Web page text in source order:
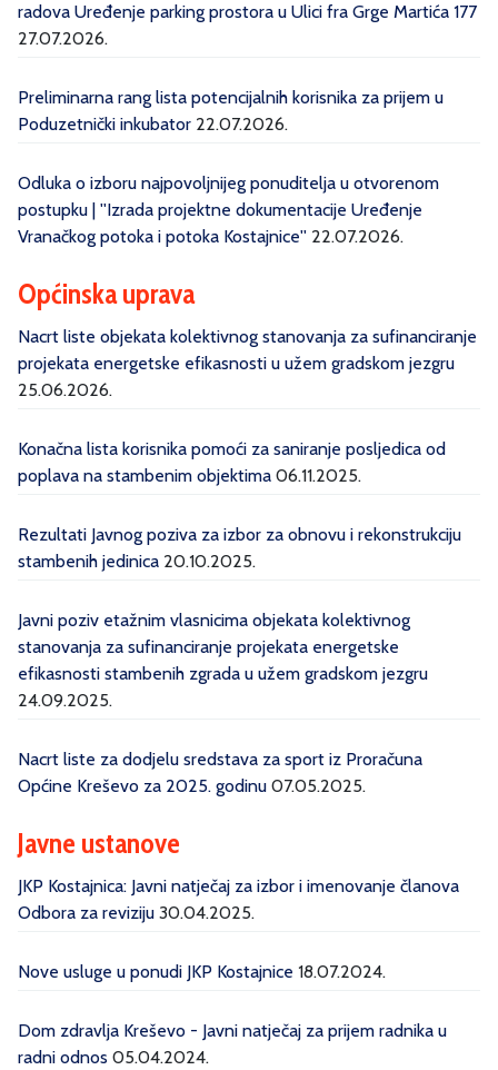
radova Uređenje parking prostora u Ulici fra Grge Martića 177
27.07.2026.
Preliminarna rang lista potencijalnih korisnika za prijem u
Poduzetnički inkubator 22.07.2026.
Odluka o izboru najpovoljnijeg ponuditelja u otvorenom
postupku | ''Izrada projektne dokumentacije Uređenje
Vranačkog potoka i potoka Kostajnice'' 22.07.2026.
Općinska uprava
Nacrt liste objekata kolektivnog stanovanja za sufinanciranje
projekata energetske efikasnosti u užem gradskom jezgru
25.06.2026.
Konačna lista korisnika pomoći za saniranje posljedica od
poplava na stambenim objektima 06.11.2025.
Rezultati Javnog poziva za izbor za obnovu i rekonstrukciju
stambenih jedinica 20.10.2025.
Javni poziv etažnim vlasnicima objekata kolektivnog
stanovanja za sufinanciranje projekata energetske
efikasnosti stambenih zgrada u užem gradskom jezgru
24.09.2025.
Nacrt liste za dodjelu sredstava za sport iz Proračuna
Općine Kreševo za 2025. godinu 07.05.2025.
Javne ustanove
JKP Kostajnica: Javni natječaj za izbor i imenovanje članova
Odbora za reviziju 30.04.2025.
Nove usluge u ponudi JKP Kostajnice 18.07.2024.
Dom zdravlja Kreševo - Javni natječaj za prijem radnika u
radni odnos 05.04.2024.